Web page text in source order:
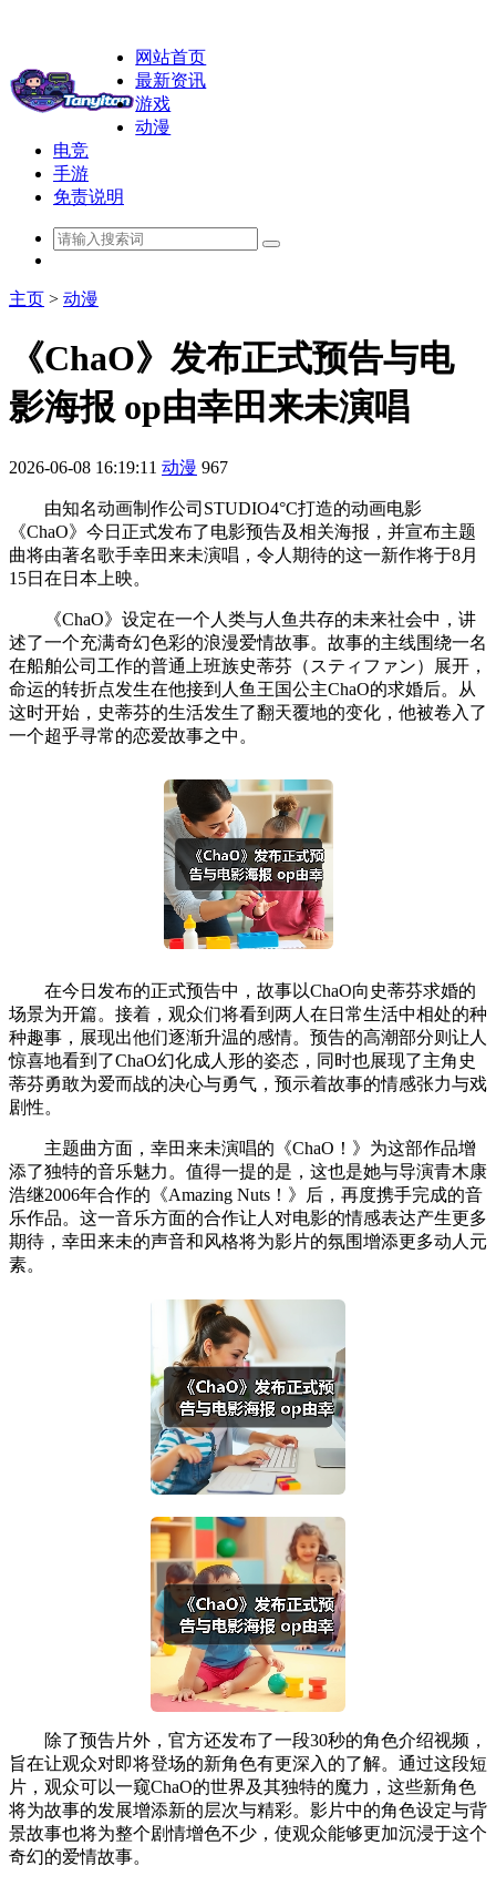
网站首页
最新资讯
游戏
动漫
电竞
手游
免责说明
主页 > 动漫
《ChaO》发布正式预告与电
影海报 op由幸田来未演唱
2026-06-08 16:19:11 动漫 967
由知名动画制作公司STUDIO4°C打造的动画电影
《ChaO》今日正式发布了电影预告及相关海报，并宣布主题
曲将由著名歌手幸田来未演唱，令人期待的这一新作将于8月
15日在日本上映。
《ChaO》设定在一个人类与人鱼共存的未来社会中，讲
述了一个充满奇幻色彩的浪漫爱情故事。故事的主线围绕一名
在船舶公司工作的普通上班族史蒂芬（スティファン）展开，
命运的转折点发生在他接到人鱼王国公主ChaO的求婚后。从
这时开始，史蒂芬的生活发生了翻天覆地的变化，他被卷入了
一个超乎寻常的恋爱故事之中。
在今日发布的正式预告中，故事以ChaO向史蒂芬求婚的
场景为开篇。接着，观众们将看到两人在日常生活中相处的种
种趣事，展现出他们逐渐升温的感情。预告的高潮部分则让人
惊喜地看到了ChaO幻化成人形的姿态，同时也展现了主角史
蒂芬勇敢为爱而战的决心与勇气，预示着故事的情感张力与戏
剧性。
主题曲方面，幸田来未演唱的《ChaO！》为这部作品增
添了独特的音乐魅力。值得一提的是，这也是她与导演青木康
浩继2006年合作的《Amazing Nuts！》后，再度携手完成的音
乐作品。这一音乐方面的合作让人对电影的情感表达产生更多
期待，幸田来未的声音和风格将为影片的氛围增添更多动人元
素。
除了预告片外，官方还发布了一段30秒的角色介绍视频，
旨在让观众对即将登场的新角色有更深入的了解。通过这段短
片，观众可以一窥ChaO的世界及其独特的魔力，这些新角色
将为故事的发展增添新的层次与精彩。影片中的角色设定与背
景故事也将为整个剧情增色不少，使观众能够更加沉浸于这个
奇幻的爱情故事。